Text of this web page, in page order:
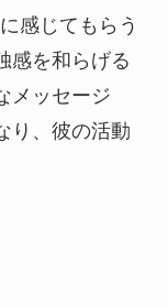
感じてもらう
感を和らげる
メッセージ
り、彼の活動